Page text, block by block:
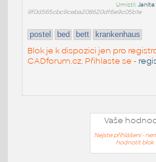
Umístil:
9f0d565cbc9ceba208620df6e9c05b1e
postel bed bett krankenhaus
Blok je k dispozici jen pro
CADforum.cz. Přihlaste se -
Vaše
Nejste přihlášeni -
hodnotit blok